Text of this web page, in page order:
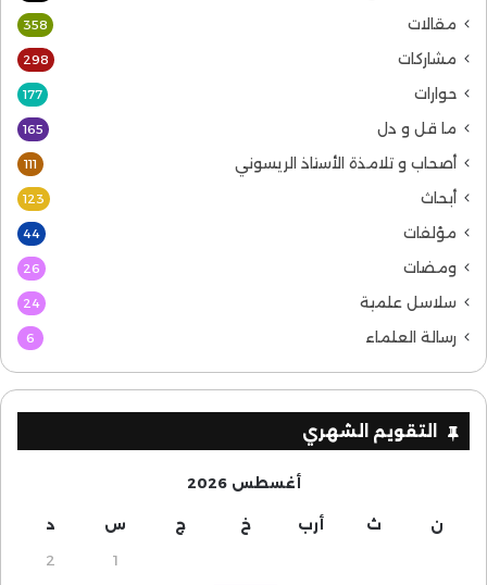
مقالات 358
مشاركات 298
حوارات 177
ما قل و دل 165
أصحاب و تلامذة الأستاذ الريسوني 111
أبحاث 123
مؤلفات 44
ومضات 26
سلاسل علمية 24
رسالة العلماء 6
التقويم الشهري
أغسطس 2026
ن ث أرب خ ج س د
1
2